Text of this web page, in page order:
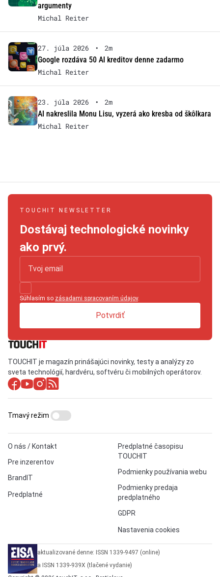
argumenty
Michal Reiter
27. júla 2026 •
2m
Google rozdáva 50 AI kreditov denne zadarmo
Michal Reiter
23. júla 2026 •
2m
AI nakreslila Monu Lisu, vyzerá ako kresba od škôlkara
Michal Reiter
TOUCHIT NEWSLETTER
Dostávaj technologické novinky
ako prvý.
Súhlasím so zásadami spracovaním údajov.
Potvrdiť
TOUCHIT je magazín prinášajúci novinky, testy a analýzy zo
sveta technológií, hardvéru, softvéru či mobilných operátorov.
O nás / Kontakt
Pre inzerentov
BrandIT
Predplatné
Predplatné časopisu
TOUCHIT
Podmienky používania webu
Podmienky predaja
predplatného
GDPR
Nastavenia cookies
Tmavý režim
aktualizované denne: ISSN 1339-9497 (online)
a ISSN 1339-939X (tlačené vydanie)